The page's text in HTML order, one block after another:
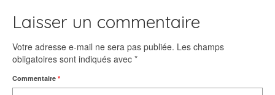
Laisser un commentaire
Votre adresse e-mail ne sera pas publiée. Les champs
obligatoires sont indiqués avec *
Commentaire *